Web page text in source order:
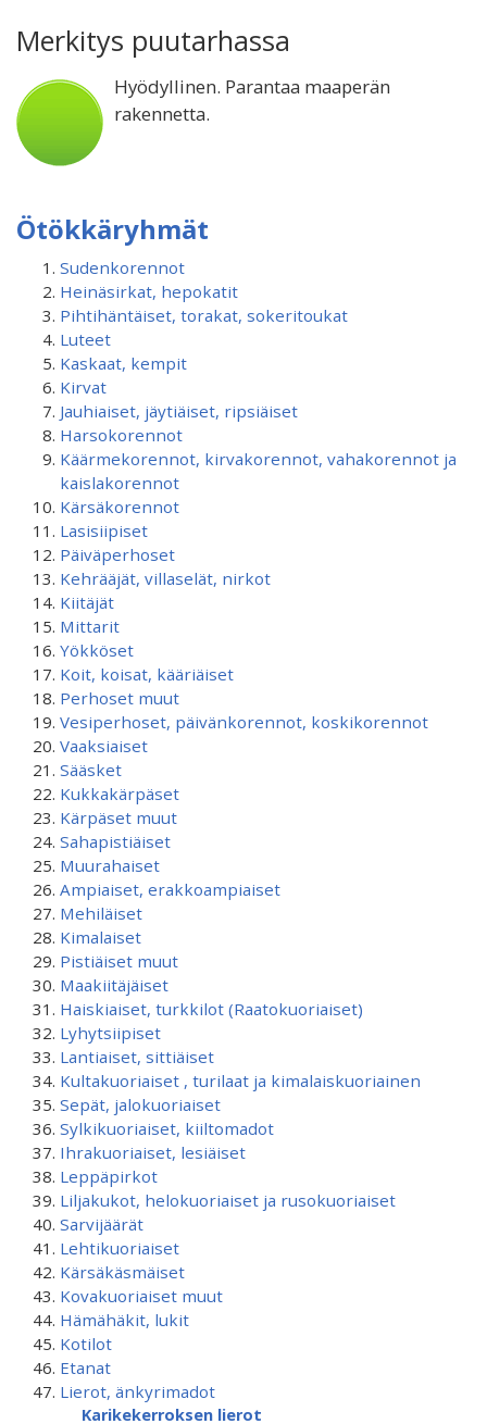
Merkitys puutarhassa
Hyödyllinen. Parantaa maaperän
rakennetta.
Ötökkäryhmät
Sudenkorennot
Heinäsirkat, hepokatit
Pihtihäntäiset, torakat, sokeritoukat
Luteet
Kaskaat, kempit
Kirvat
Jauhiaiset, jäytiäiset, ripsiäiset
Harsokorennot
Käärmekorennot, kirvakorennot, vahakorennot ja
kaislakorennot
Kärsäkorennot
Lasisiipiset
Päiväperhoset
Kehrääjät, villaselät, nirkot
Kiitäjät
Mittarit
Yökköset
Koit, koisat, kääriäiset
Perhoset muut
Vesiperhoset, päivänkorennot, koskikorennot
Vaaksiaiset
Sääsket
Kukkakärpäset
Kärpäset muut
Sahapistiäiset
Muurahaiset
Ampiaiset, erakkoampiaiset
Mehiläiset
Kimalaiset
Pistiäiset muut
Maakiitäjäiset
Haiskiaiset, turkkilot (Raatokuoriaiset)
Lyhytsiipiset
Lantiaiset, sittiäiset
Kultakuoriaiset , turilaat ja kimalaiskuoriainen
Sepät, jalokuoriaiset
Sylkikuoriaiset, kiiltomadot
Ihrakuoriaiset, lesiäiset
Leppäpirkot
Liljakukot, helokuoriaiset ja rusokuoriaiset
Sarvijäärät
Lehtikuoriaiset
Kärsäkäsmäiset
Kovakuoriaiset muut
Hämähäkit, lukit
Kotilot
Etanat
Lierot, änkyrimadot
Karikekerroksen lierot